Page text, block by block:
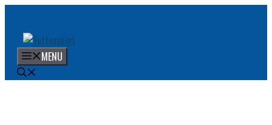
contenuto
MENU